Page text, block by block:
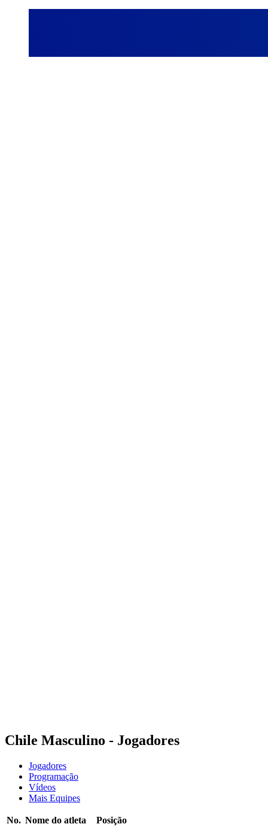
Chile Masculino - Jogadores
Jogadores
Programação
Vídeos
Mais Equipes
No. Nome do atleta
Posição